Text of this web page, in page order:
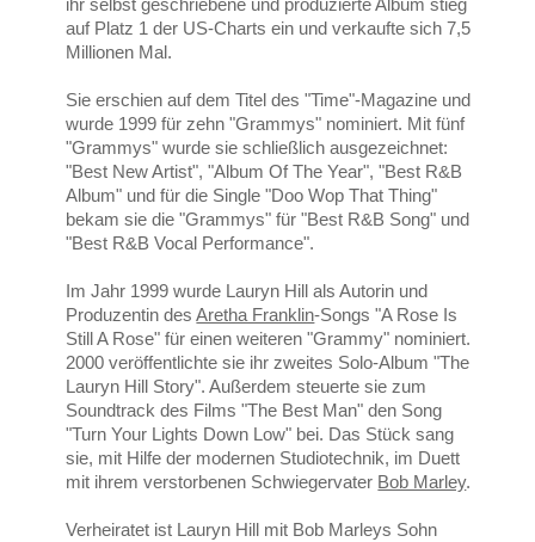
ihr selbst geschriebene und produzierte Album stieg
auf Platz 1 der US-Charts ein und verkaufte sich 7,5
Millionen Mal.
Sie erschien auf dem Titel des "Time"-Magazine und
wurde 1999 für zehn "Grammys" nominiert. Mit fünf
"Grammys" wurde sie schließlich ausgezeichnet:
"Best New Artist", "Album Of The Year", "Best R&B
Album" und für die Single "Doo Wop That Thing"
bekam sie die "Grammys" für "Best R&B Song" und
"Best R&B Vocal Performance".
Im Jahr 1999 wurde Lauryn Hill als Autorin und
Produzentin desAretha Franklin-Songs "A Rose Is
Still A Rose" für einen weiteren "Grammy" nominiert.
2000 veröffentlichte sie ihr zweites Solo-Album "The
Lauryn Hill Story". Außerdem steuerte sie zum
Soundtrack des Films "The Best Man" den Song
"Turn Your Lights Down Low" bei. Das Stück sang
sie, mit Hilfe der modernen Studiotechnik, im Duett
mit ihrem verstorbenen Schwiegervater Bob Marley.
Verheiratet ist Lauryn Hill mit Bob Marleys Sohn